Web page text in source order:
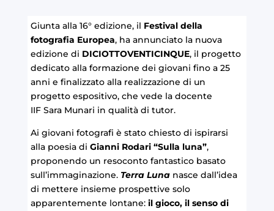
Giunta alla 16° edizione, il Festival della
fotografia Europea, ha annunciato la nuova
edizione di DICIOTTOVENTICINQUE, il progetto
dedicato alla formazione dei giovani fino a 25
anni e finalizzato alla realizzazione di un
progetto espositivo, che vede la docente
IIF Sara Munari in qualità di tutor.
Ai giovani fotografi è stato chiesto di ispirarsi
alla poesia di Gianni Rodari “Sulla luna”,
proponendo un resoconto fantastico basato
sull’immaginazione. Terra Lunanasce dall’idea
di mettere insieme prospettive solo
apparentemente lontane:il gioco, il senso di